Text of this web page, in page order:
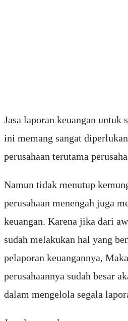
Jasa laporan keuangan untuk
ini memang sangat
perusahaan terutama
Namun tidak menutup
perusahaan menengah juga
keuangan. Karena jika dari
sudah melakukan hal yang
pelaporan keuangannya,
perusahaannya sudah besar
dalam mengelola segala